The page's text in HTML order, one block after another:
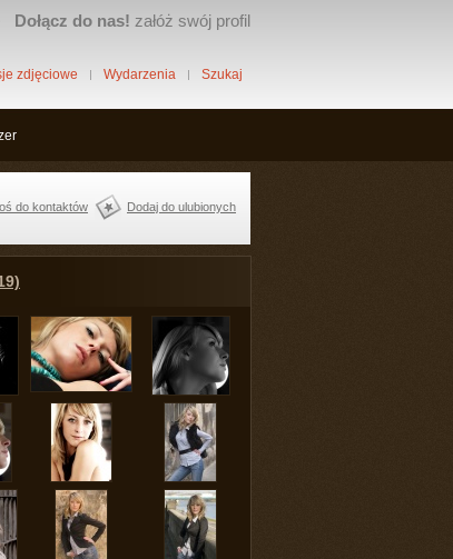
Dołącz do nas! załóż swój profil
zdjęciowe Wydarzenia Szukaj
do kontaktów Dodaj do ulubionych